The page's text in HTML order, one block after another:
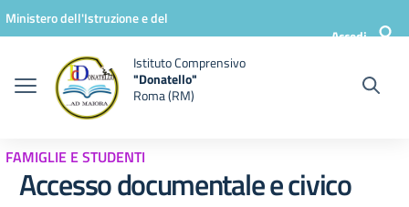
Vai ai contenuti
Vai al menu di navigazione
Vai al footer
Ministero dell'Istruzione e del
Accedi
Istituto Comprensivo
"Donatello"
Roma (RM)
FAMIGLIE E STUDENTI
Accesso documentale e civico